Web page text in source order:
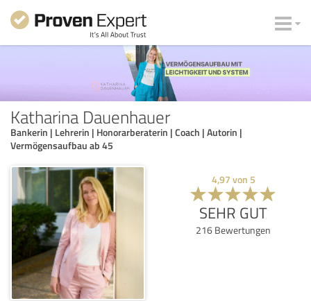
Katharina Dauenhauer
Bankerin | Lehrerin | Honorarberaterin | Coach | Autorin |
Vermögensaufbau ab 45
4,97 von 5
SEHR GUT
216 Bewertungen